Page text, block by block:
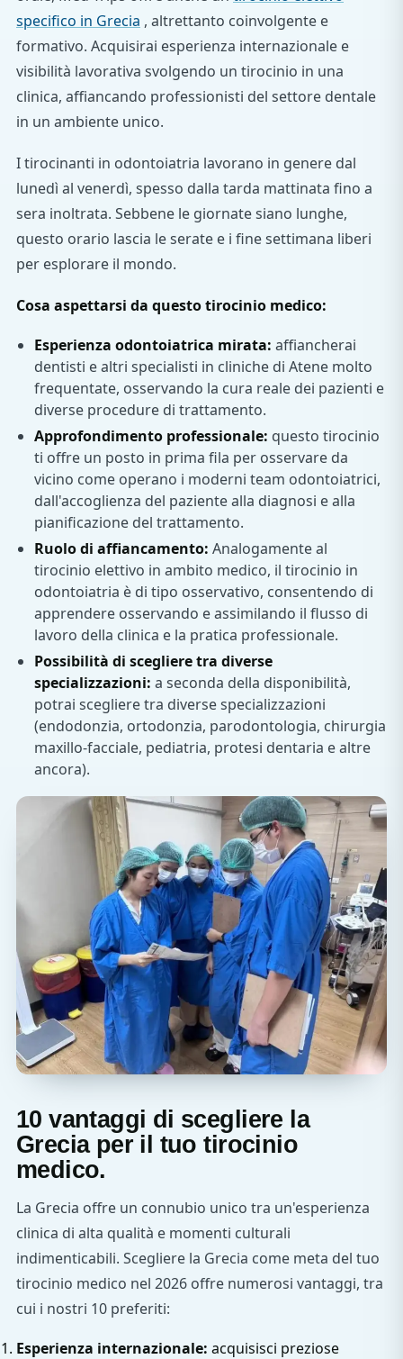
specifico in Grecia , altrettanto coinvolgente e
formativo. Acquisirai esperienza internazionale e
visibilità lavorativa svolgendo un tirocinio in una
clinica, affiancando professionisti del settore dentale
in un ambiente unico.
I tirocinanti in odontoiatria lavorano in genere dal
lunedì al venerdì, spesso dalla tarda mattinata fino a
sera inoltrata. Sebbene le giornate siano lunghe,
questo orario lascia le serate e i fine settimana liberi
per esplorare il mondo.
Cosa aspettarsi da questo tirocinio medico:
Esperienza odontoiatrica mirata: affiancherai
dentisti e altri specialisti in cliniche di Atene molto
frequentate, osservando la cura reale dei pazienti e
diverse procedure di trattamento.
Approfondimento professionale: questo tirocinio
ti offre un posto in prima fila per osservare da
vicino come operano i moderni team odontoiatrici,
dall'accoglienza del paziente alla diagnosi e alla
pianificazione del trattamento.
Ruolo di affiancamento: Analogamente al
tirocinio elettivo in ambito medico, il tirocinio in
odontoiatria è di tipo osservativo, consentendo di
apprendere osservando e assimilando il flusso di
lavoro della clinica e la pratica professionale.
Possibilità di scegliere tra diverse
specializzazioni: a seconda della disponibilità,
potrai scegliere tra diverse specializzazioni
(endodonzia, ortodonzia, parodontologia, chirurgia
maxillo-facciale, pediatria, protesi dentaria e altre
ancora).
10 vantaggi di scegliere la
Grecia per il tuo tirocinio
medico.
La Grecia offre un connubio unico tra un'esperienza
clinica di alta qualità e momenti culturali
indimenticabili. Scegliere la Grecia come meta del tuo
tirocinio medico nel 2026 offre numerosi vantaggi, tra
cui i nostri 10 preferiti:
Esperienza internazionale: acquisisci preziose